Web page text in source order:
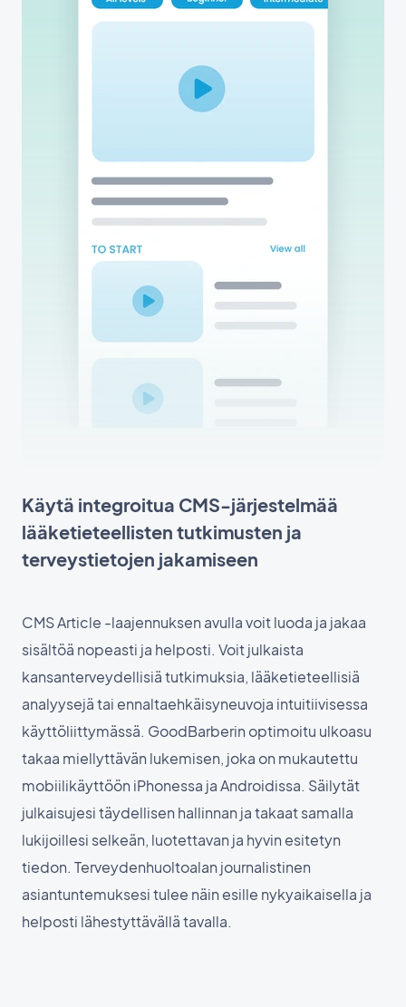
Käytä integroitua CMS-järjestelmää
lääketieteellisten tutkimusten ja
terveystietojen jakamiseen
CMS Article -laajennuksen avulla voit luoda ja jakaa
sisältöä nopeasti ja helposti. Voit julkaista
kansanterveydellisiä tutkimuksia, lääketieteellisiä
analyysejä tai ennaltaehkäisyneuvoja intuitiivisessa
käyttöliittymässä. GoodBarberin optimoitu ulkoasu
takaa miellyttävän lukemisen, joka on mukautettu
mobiilikäyttöön iPhonessa ja Androidissa. Säilytät
julkaisujesi täydellisen hallinnan ja takaat samalla
lukijoillesi selkeän, luotettavan ja hyvin esitetyn
tiedon. Terveydenhuoltoalan journalistinen
asiantuntemuksesi tulee näin esille nykyaikaisella ja
helposti lähestyttävällä tavalla.